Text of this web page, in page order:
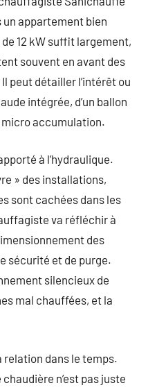
un appartement bien
12 kW suffit largement,
souvent en avant des
peut détailler l’intérêt ou
intégrée, d’un ballon
micro accumulation.
à l’hydraulique.
» des installations,
sont cachées dans les
va réfléchir à
des
sécurité et de purge.
silencieux de
mal chauffées, et la
relation dans le temps.
n’est pas juste